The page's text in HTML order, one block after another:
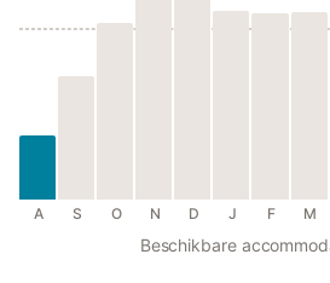
A S O N D J F M
Beschikbare